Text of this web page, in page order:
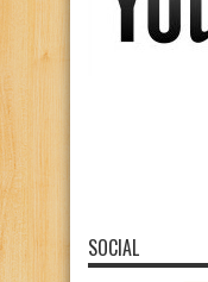
SOCIAL